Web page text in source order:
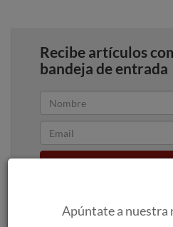
Recibe artículos
bandeja de entrada
Apúntate a nuestra